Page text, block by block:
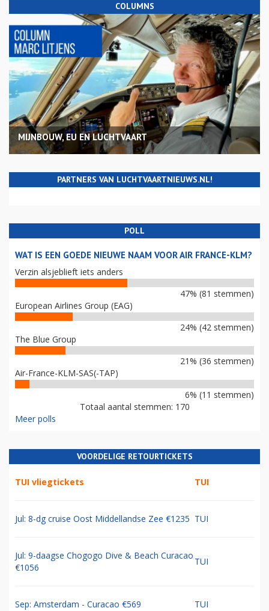
COLUMNS
MIJNBOUW, EU EN LUCHTVAART
PARTNERS VAN LUCHTVAARTNIEUWS.NL!
POLL
WAT IS EEN GOEDE NIEUWE NAAM VOOR AIR FRANCE-KLM?
Verzin alsjeblieft iets anders
47% (81 stemmen)
European Airlines Group (EAG)
24% (42 stemmen)
The Blue Group
21% (36 stemmen)
Air-France-KLM-SAS(-TAP)
6% (11 stemmen)
Totaal aantal stemmen: 170
Meer polls
VOORDELIGE RETOURTICKETS
TUI vliegtickets TUI
Jul: 8-dg cruise Oost Middellandse Zee €1235 TUI
Jul: 9-daagse Chogogo Dive & Beach Curacao
€1056
TUI
Sep: Amsterdam - Curacao €569 TUI